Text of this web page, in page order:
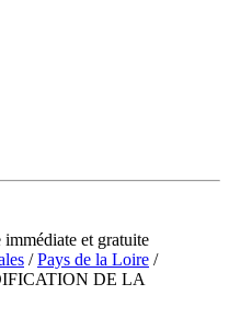
et gratuite
/Pays de la Loire /
DE LA